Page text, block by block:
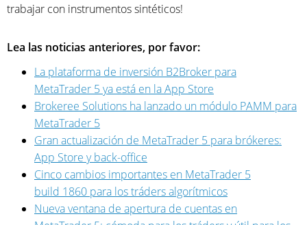
trabajar con instrumentos sintéticos!
Lea las noticias anteriores, por favor:
La plataforma de inversión B2Broker para
MetaTrader 5 ya está en la App Store
Brokeree Solutions ha lanzado un módulo PAMM para
MetaTrader 5
Gran actualización de MetaTrader 5 para brókeres:
App Store y back-office
Cinco cambios importantes en MetaTrader 5
build 1860 para los tráders algorítmicos
Nueva ventana de apertura de cuentas en